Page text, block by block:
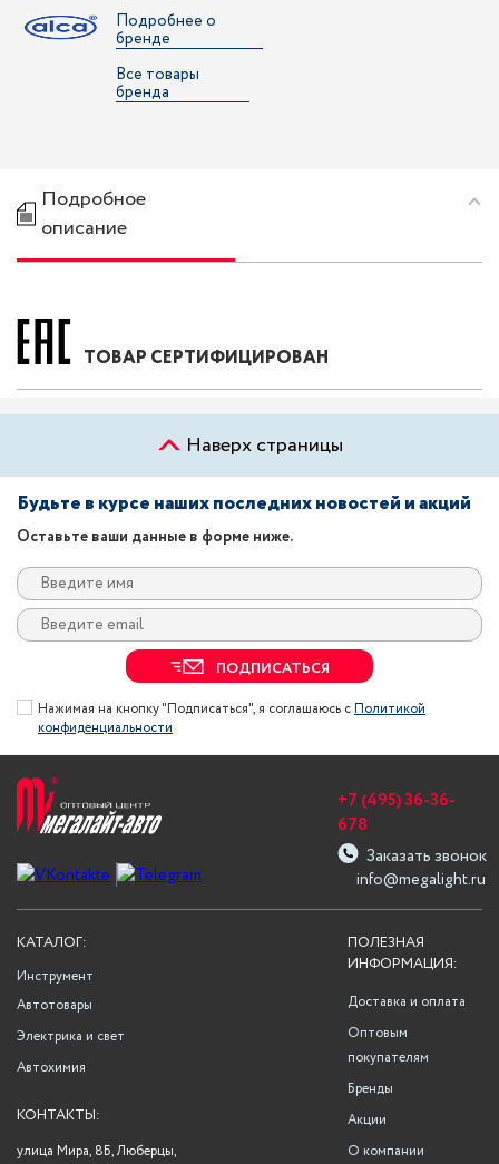
Подробнее о
бренде
Все товары
бренда
Подробное
описание
ТОВАР СЕРТИФИЦИРОВАН
Наверх страницы
Будьте в курсе наших последних новостей и акций
Оставьте ваши данные в форме ниже.
ПОДПИСАТЬСЯ
Нажимая на кнопку "Подписаться", я соглашаюсь сПолитикой
конфиденциальности
info@megalight.ru
+7 (495) 36-36-
678
Заказать звонок
ПОЛЕЗНАЯ
ИНФОРМАЦИЯ:
Доставка и оплата
Оптовым
покупателям
Бренды
Акции
О компании
КАТАЛОГ:
Инструмент
Автотовары
Электрика и свет
Автохимия
КОНТАКТЫ:
улица Мира, 8Б, Люберцы,